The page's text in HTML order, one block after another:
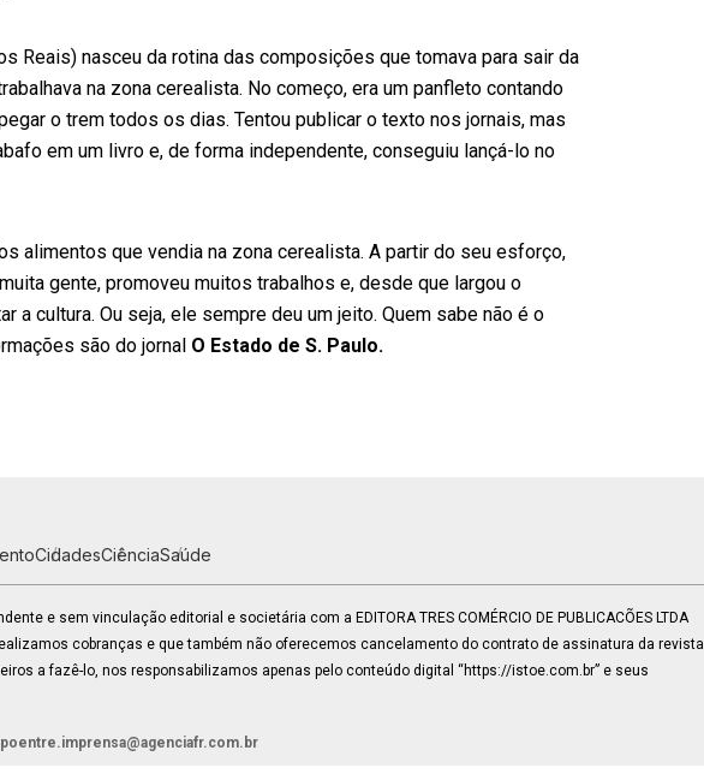
Reais) nasceu da rotina das composições que tomava para sair da
na zona cerealista. No começo, era um panfleto contando
o trem todos os dias. Tentou publicar o texto nos jornais, mas
em um livro e, de forma independente, conseguiu lançá-lo no
alimentos que vendia na zona cerealista. A partir do seu esforço,
gente, promoveu muitos trabalhos e, desde que largou o
a cultura. Ou seja, ele sempre deu um jeito. Quem sabe não é o
são do jornal O Estado de S. Paulo.
CidadesCiênciaSaúde
e sem vinculação editorial e societária com a EDITORA TRES COMÉRCIO DE PUBLICACÕES LTDA
cobranças e que também não oferecemos cancelamento do contrato de assinatura da revista
a fazê-lo, nos responsabilizamos apenas pelo conteúdo digital “https://istoe.com.br” e seus